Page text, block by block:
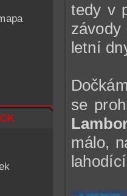
tedy v
letní
se
málo,